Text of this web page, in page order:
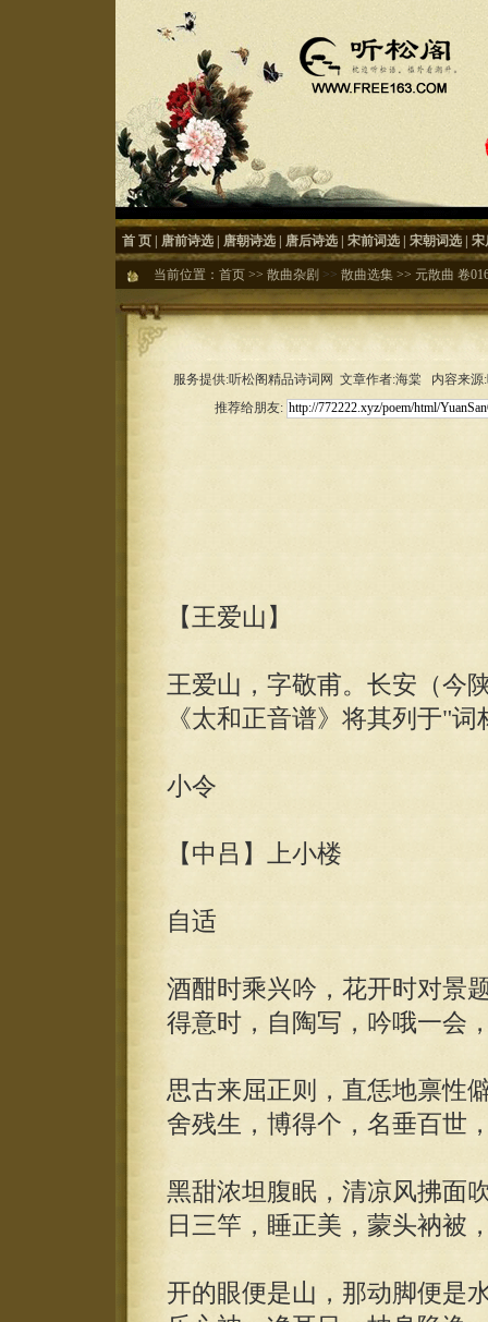
首 页 唐前诗选 唐朝诗选 唐后诗选 宋前词选 宋朝词选 宋
当前位置： 首页 >> 散曲杂剧 >> 散曲选集 >> 元散曲 卷
服务提供:听松阁精品诗词网 文章作者:海棠 内容来
推荐给朋友:
【王爱山】
王爱山，字敬甫。长安（今
《太和正音谱》将其列于"
小令
【中吕】上小楼
自适
酒酣时乘兴吟，花开时对景
得意时，自陶写，吟哦一会
思古来屈正则，直恁地禀性
舍残生，博得个，名垂百世
黑甜浓坦腹眠，清凉风拂面
日三竿，睡正美，蒙头衲被
开的眼便是山，那动脚便是